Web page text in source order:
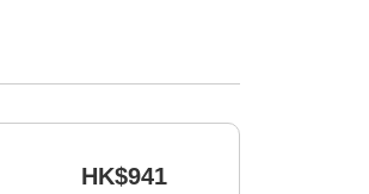
HK$941